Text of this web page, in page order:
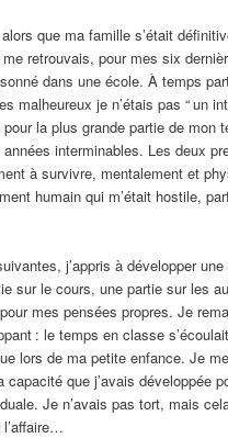
que ma famille s’était
retrouvais, pour mes six
dans une école. À temps
malheureux je n’étais pas “un
la plus grande partie de mon
années interminables. Les deux
à survivre, mentalement et
humain qui m’était hostile,
j’appris à développer
sur le cours, une partie sur les
mes pensées propres. Je
: le temps en classe
lors de ma petite enfance. Je
que j’avais développée
Je n’avais pas tort, mais
l’affaire…